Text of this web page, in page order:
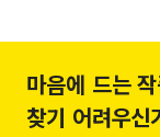
마음에 드는
찾기 어려우신